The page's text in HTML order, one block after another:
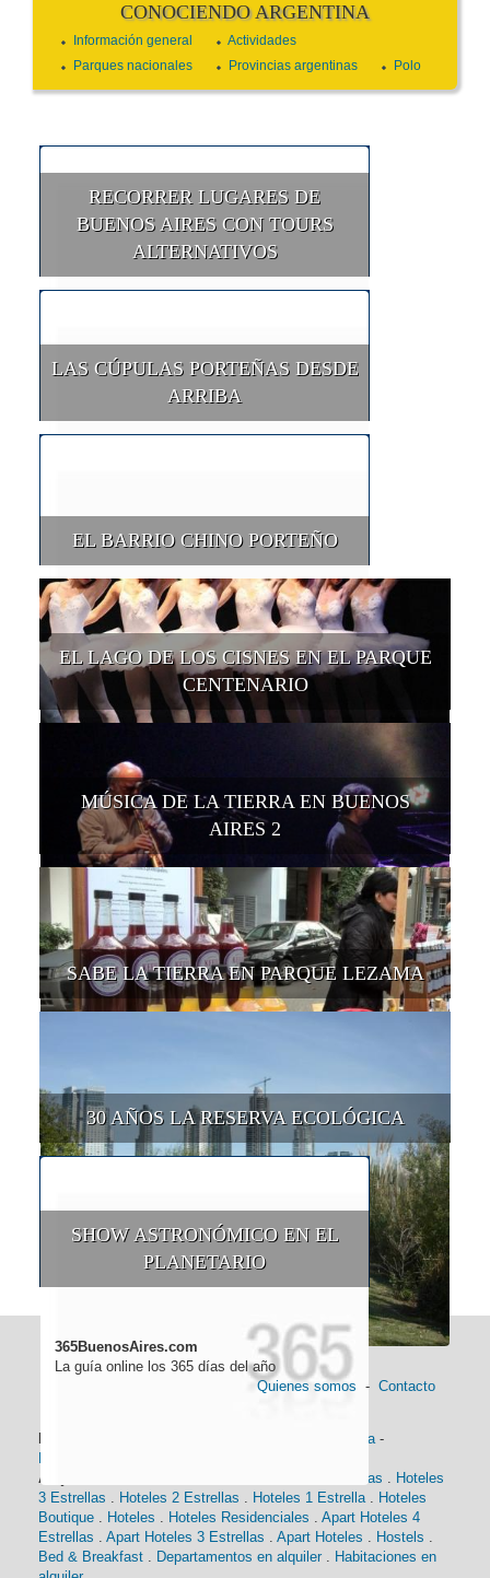
CONOCIENDO ARGENTINA
Información general
Actividades
Parques nacionales
Provincias argentinas Polo
RECORRER LUGARES DE
BUENOS AIRES CON TOURS
ALTERNATIVOS
LAS CÚPULAS PORTEÑAS DESDE
ARRIBA
EL BARRIO CHINO PORTEÑO
EL LAGO DE LOS CISNES EN EL PARQUE
CENTENARIO
MÚSICA DE LA TIERRA EN BUENOS
AIRES 2
SABE LA TIERRA EN PARQUE LEZAMA
30 AÑOS LA RESERVA ECOLÓGICA
SHOW ASTRONÓMICO EN EL
PLANETARIO
365BuenosAires.com
La guía online los 365 días del año
Quienes somos - Contacto
Historia-
Alojamiento:
Hoteles 4 Estrellas . Hoteles
3 Estrellas . Hoteles 2 Estrellas . Hoteles 1 Estrella. Hoteles
Boutique . Hoteles . Hoteles Residenciales . Apart Hoteles 4
Estrellas . Apart Hoteles 3 Estrellas . Apart Hoteles . Hostels .
Bed & Breakfast . Departamentos en alquiler . Habitaciones en